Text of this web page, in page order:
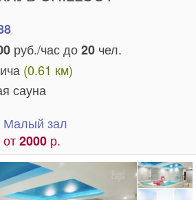
руб./час до20 чел.
(0.61 км)
сауна
Малый зал
от2000 р.